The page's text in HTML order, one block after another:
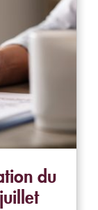
du